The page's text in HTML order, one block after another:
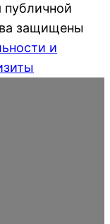
публичной
защищены
и